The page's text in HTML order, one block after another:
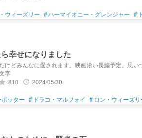
ウィーズリー #ハーマイオニー・グレンジャー #
幸せになりました
けどみんなに愛されます。映画沿い長編予定。思い
字
810 update 2024/05/30
ッター # ドラコ・マルフォイ # ロン・ウィーズリ